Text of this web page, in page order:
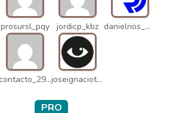
prosursl_pqy jordicp_kbz danielrios_mqb
contacto_2906 joseignaciot_q66
PRO